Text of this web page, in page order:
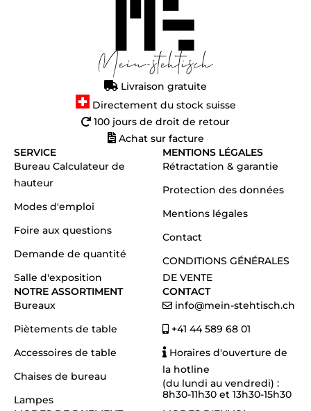
Livraison gratuite
Directement du stock suisse
100 jours de droit de retour
Achat sur facture
SERVICE
Bureau Calculateur de
hauteur
Modes d'emploi
Foire aux questions
Demande de quantité
Salle d'exposition
MENTIONS LÉGALES
Rétractation & garantie
Protection des données
Mentions légales
Contact
CONDITIONS GÉNÉRALES
DE VENTE
NOTRE ASSORTIMENT
Bureaux
Piètements de table
Accessoires de table
Chaises de bureau
Lampes
CONTACT
info@mein-stehtisch.ch
+41 44 589 68 01
Horaires d'ouverture de
la hotline
(du lundi au vendredi) :
8h30-11h30 et 13h30-15h30